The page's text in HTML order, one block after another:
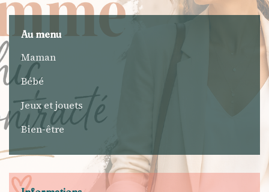
Au menu
Maman
Bébé
Jeux et jouets
Bien-être